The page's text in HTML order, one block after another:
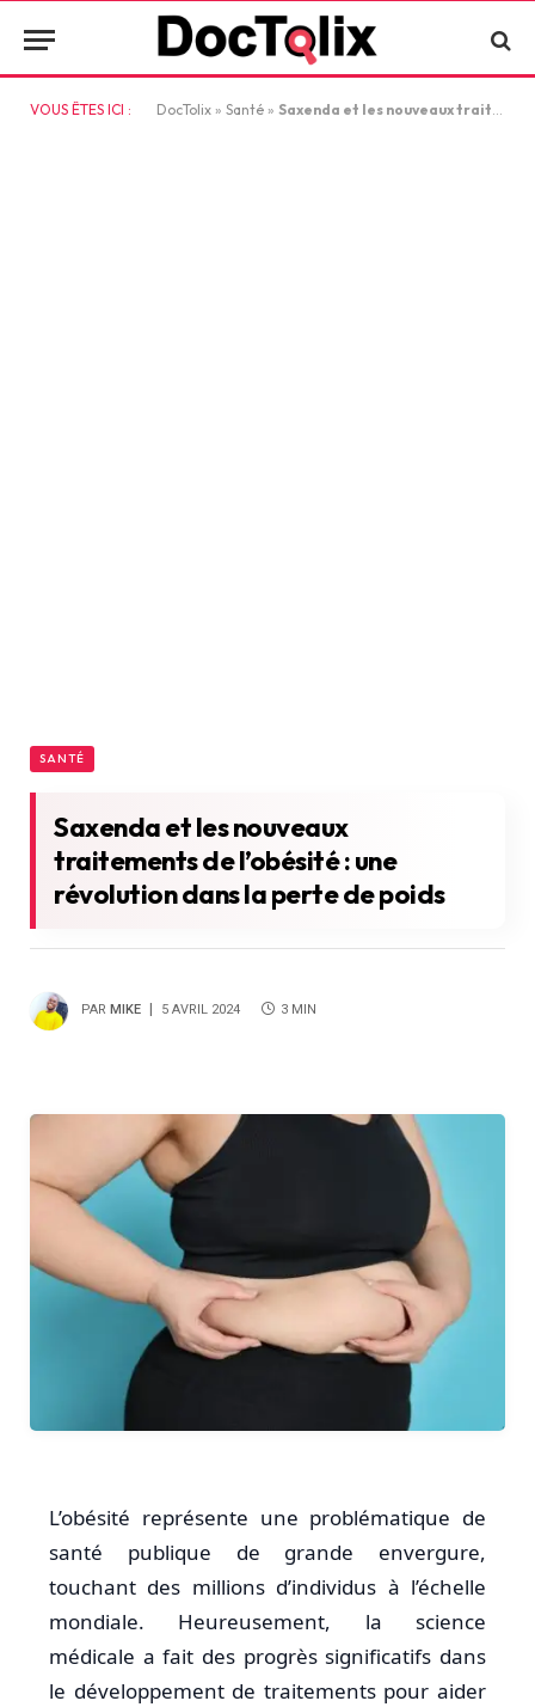
VOUS ÊTES ICI : DocTolix » Santé » Saxenda et les nouveaux traitements de l’obésité : une révolution dans la perte de poids
SANTÉ
Saxenda et les nouveaux
traitements de l’obésité : une
révolution dans la perte de poids
PAR MIKE 5 AVRIL 2024 3 MIN
L’obésité représente une problématique de
santé publique de grande envergure,
touchant des millions d’individus à l’échelle
mondiale. Heureusement, la science
médicale a fait des progrès significatifs dans
le développement de traitements pour aider